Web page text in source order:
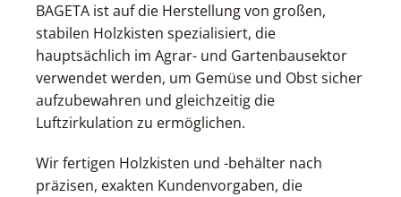
BAGETA ist auf die Herstellung von großen,
stabilen Holzkisten spezialisiert, die
hauptsächlich im Agrar- und Gartenbausektor
verwendet werden, um Gemüse und Obst sicher
aufzubewahren und gleichzeitig die
Luftzirkulation zu ermöglichen.
Wir fertigen Holzkisten und -behälter nach
präzisen, exakten Kundenvorgaben, die